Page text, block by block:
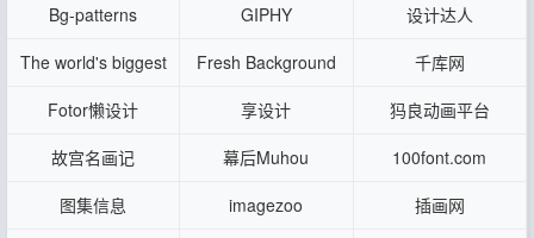
Bg-patterns
GIPHY
设计达人
The world's biggest
drone photo and video
sharing platform
Fresh Background
Gradients
千库网
Fotor懒设计
享设计
犸良动画平台
故宫名画记
幕后Muhou
100font.com
图集信息
imagezoo
插画网